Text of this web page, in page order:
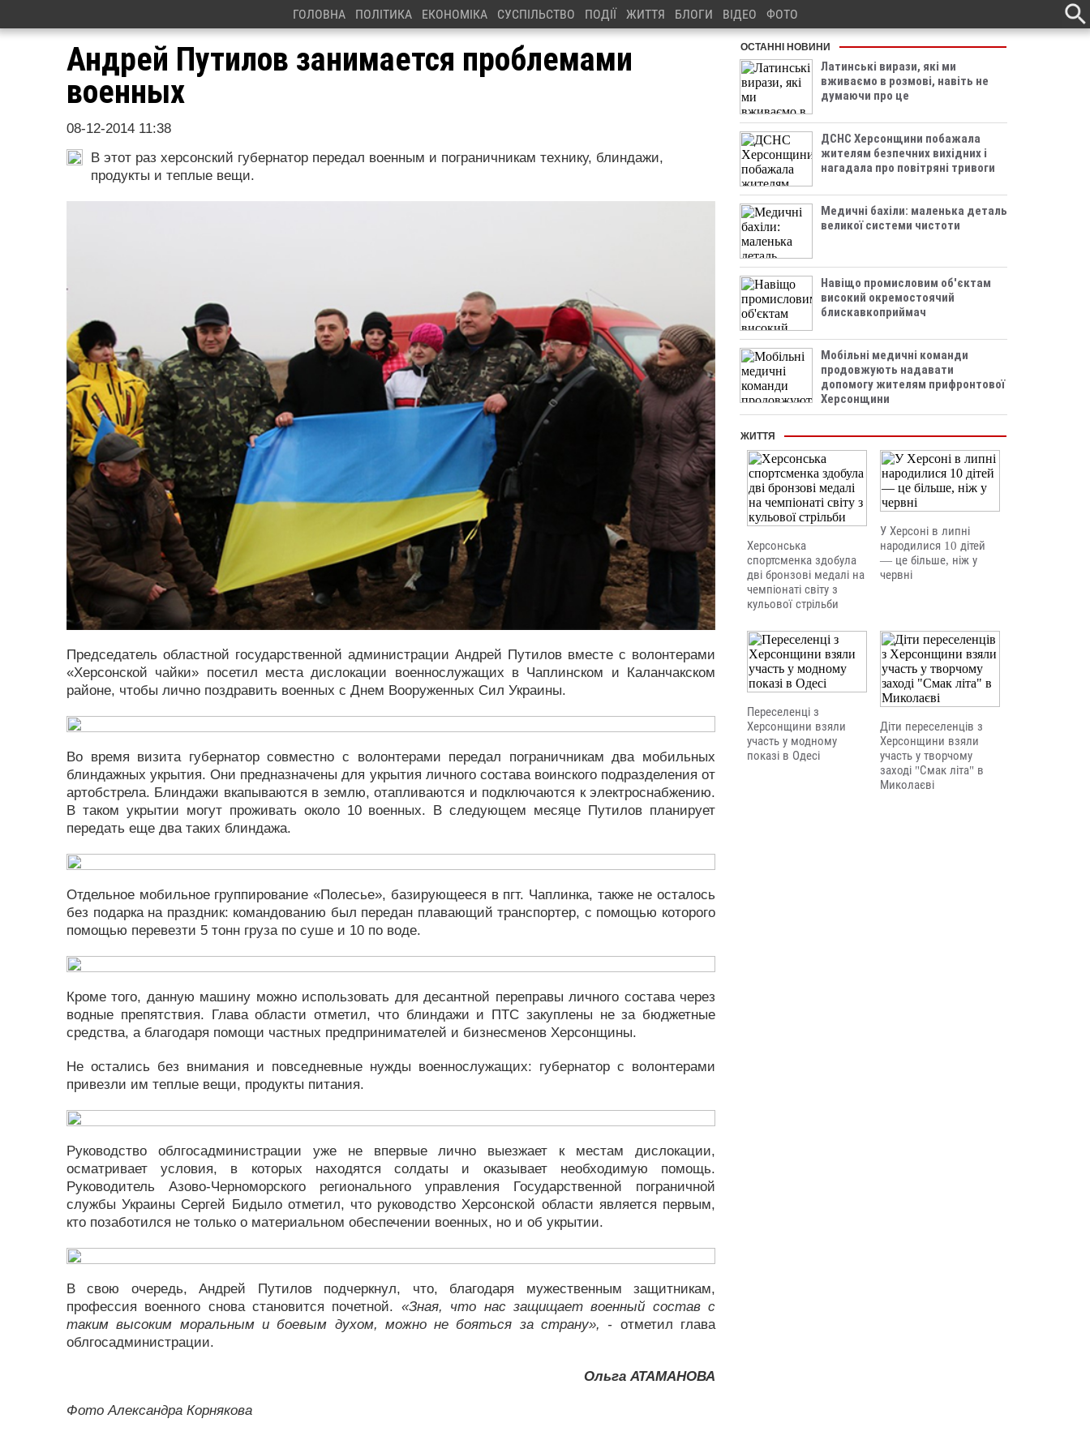
ГОЛОВНА ПОЛІТИКА ЕКОНОМІКА СУСПІЛЬСТВО ПОДІЇ ЖИТТЯ БЛОГИ ВІДЕО ФОТО
Андрей Путилов занимается проблемами
военных
08-12-2014 11:38
В этот раз херсонский губернатор передал военным и пограничникам технику, блиндажи,
продукты и теплые вещи.
Председатель областной государственной администрации Андрей Путилов вместе с волонтерами
«Херсонской чайки» посетил места дислокации военнослужащих в Чаплинском и Каланчакском
районе, чтобы лично поздравить военных с Днем Вооруженных Сил Украины.
Во время визита губернатор совместно с волонтерами передал пограничникам два мобильных
блиндажных укрытия. Они предназначены для укрытия личного состава воинского подразделения от
артобстрела. Блиндажи вкапываются в землю, отапливаются и подключаются к электроснабжению.
В таком укрытии могут проживать около 10 военных. В следующем месяце Путилов планирует
передать еще два таких блиндажа.
Отдельное мобильное группирование «Полесье», базирующееся в пгт. Чаплинка, также не осталось
без подарка на праздник: командованию был передан плавающий транспортер, с помощью которого
помощью перевезти 5 тонн груза по суше и 10 по воде.
Кроме того, данную машину можно использовать для десантной переправы личного состава через
водные препятствия. Глава области отметил, что блиндажи и ПТС закуплены не за бюджетные
средства, а благодаря помощи частных предпринимателей и бизнесменов Херсонщины.
Не остались без внимания и повседневные нужды военнослужащих: губернатор с волонтерами
привезли им теплые вещи, продукты питания.
Руководство облгосадминистрации уже не впервые лично выезжает к местам дислокации,
осматривает условия, в которых находятся солдаты и оказывает необходимую помощь.
Руководитель Азово-Черноморского регионального управления Государственной пограничной
службы Украины Сергей Бидыло отметил, что руководство Херсонской области является первым,
кто позаботился не только о материальном обеспечении военных, но и об укрытии.
В свою очередь, Андрей Путилов подчеркнул, что, благодаря мужественным защитникам,
профессия военного снова становится почетной. «Зная, что нас защищает военный состав с
таким высоким моральным и боевым духом, можно не бояться за страну», - отметил глава
облгосадминистрации.
Ольга АТАМАНОВА
Фото Александра Корнякова
ОСТАННІ НОВИНИ
Латинські вирази, які ми
вживаємо в розмові, навіть не
думаючи про це
ДСНС Херсонщини побажала
жителям безпечних вихідних і
нагадала про повітряні тривоги
Медичні бахіли: маленька деталь
великої системи чистоти
Навіщо промисловим об'єктам
високий окремостоячий
блискавкоприймач
Мобільні медичні команди
продовжують надавати
допомогу жителям прифронтової
Херсонщини
ЖИТТЯ
Херсонська
спортсменка здобула
дві бронзові медалі на
чемпіонаті світу з
кульової стрільби
У Херсоні в липні
народилися 10 дітей
— це більше, ніж у
червні
Переселенці з
Херсонщини взяли
участь у модному
показі в Одесі
Діти переселенців з
Херсонщини взяли
участь у творчому
заході "Смак літа" в
Миколаєві